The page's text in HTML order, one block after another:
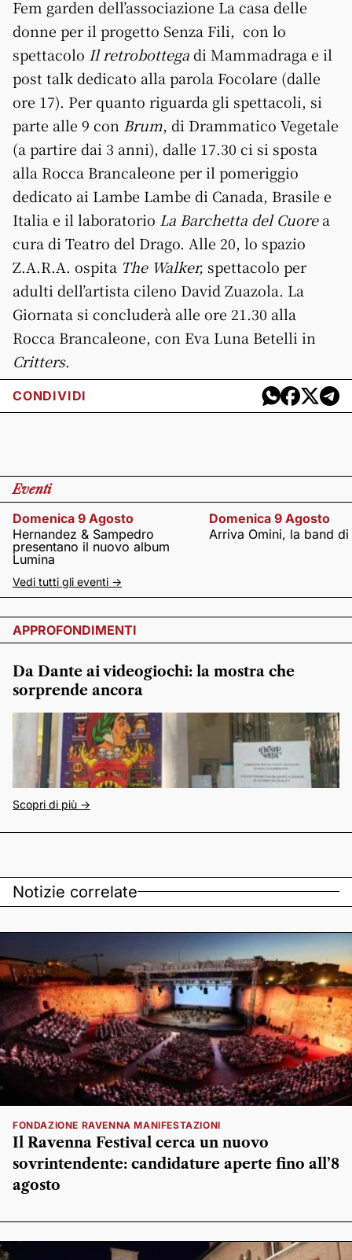
Fem garden dell’associazione La casa delle
donne per il progetto Senza Fili, con lo
spettacolo Il retrobottegadi Mammadraga e il
post talk dedicato alla parola Focolare (dalle
ore 17). Per quanto riguarda gli spettacoli, si
parte alle 9 con Brum, di Drammatico Vegetale
(a partire dai 3 anni), dalle 17.30 ci si sposta
alla Rocca Brancaleone per il pomeriggio
dedicato ai Lambe Lambe di Canada, Brasile e
Italia e il laboratorio La Barchetta del Cuorea
cura di Teatro del Drago. Alle 20, lo spazio
Z.A.R.A. ospita The Walker, spettacolo per
adulti dell’artista cileno David Zuazola. La
Giornata si concluderà alle ore 21.30 alla
Rocca Brancaleone, con Eva Luna Betelli in
Critters.
CONDIVIDI
Eventi
Domenica 9 Agosto
Hernandez & Sampedro
presentano il nuovo album
Lumina
Domenica 9 Agosto
Arriva Omini, la band
Vedi tutti gli eventi ->
APPROFONDIMENTI
Da Dante ai videogiochi: la mostra che
sorprende ancora
Scopri di più ->
Notizie correlate
FONDAZIONE RAVENNA MANIFESTAZIONI
Il Ravenna Festival cerca un nuovo
sovrintendente: candidature aperte fino all’8
agosto